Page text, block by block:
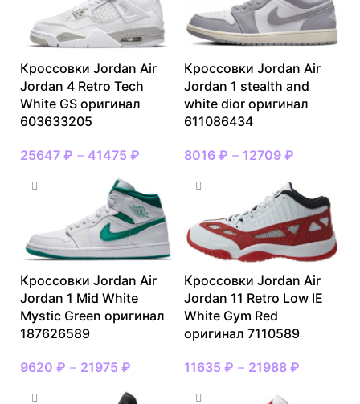
Кроссовки Jordan Air
Jordan 4 Retro Tech
White GS оригинал
603633205
25647 ₽ – 41475 ₽
Кроссовки Jordan Air
Jordan 1 stealth and
white dior оригинал
611086434
8016 ₽ – 12709 ₽
Кроссовки Jordan Air
Jordan 1 Mid White
Mystic Green оригинал
187626589
9620 ₽ – 21975 ₽
Кроссовки Jordan Air
Jordan 11 Retro Low IE
White Gym Red
оригинал 7110589
11635 ₽ – 21988 ₽